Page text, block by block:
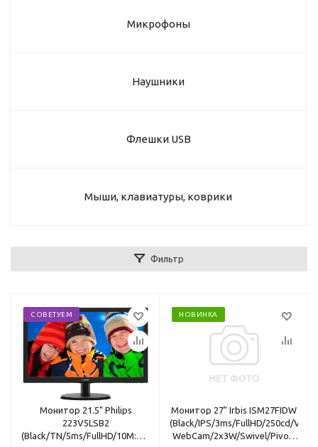
Микрофоны
Наушники
Флешки USB
Мыши, клавиатуры, коврики
Фильтр
СОВЕТУЕМ
Монитор 21.5" Philips
223V5LSB2
(Black/TN/5ms/FullHD/10M:1/200cd/90°/65°/VGA)
НОВИНКА
Монитор 27" Irbis ISM27FIDW
(Black/IPS/3ms/FullHD/250cd/
WebCam/2x3W/Swivel/Pivot)